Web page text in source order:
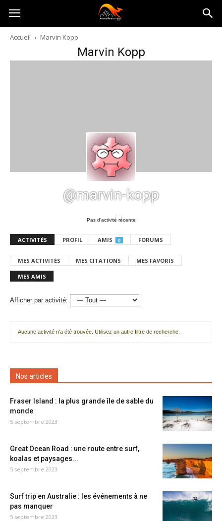
Australia-
australie.com
Accueil Marvin Kopp
Marvin Kopp
@marvin-kopp
Pas d’activité récente
ACTIVITÉS PROFIL AMIS 0 FORUMS
MES ACTIVITÉS MES CITATIONS MES FAVORIS
MES AMIS
Afficher par activité:
Aucune activité n'a été trouvée. Utilisez un autre filtre de recherche.
Nos articles
Fraser Island : la plus grande île de sable du
monde
5 septembre 2023
Great Ocean Road : une route entre surf,
koalas et paysages...
5 septembre 2023
Surf trip en Australie : les événements à ne
pas manquer
5 septembre 2023